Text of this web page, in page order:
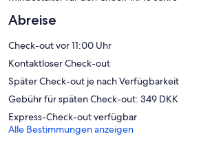
Die unten aufgeführten Freizeitaktivitäten
Ort oder in der Nähe angeboten. Es können
Abreise
Check-out vor 11:00 Uhr
Kontaktloser Check-out
Später Check-out je nach Verfügbarkeit
Gebühr für späten Check-out: 349 DKK
Express-Check-out verfügbar
Alle Bestimmungen anzeigen